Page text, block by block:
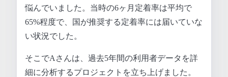
悩んでいました。当時の6ヶ月定着率は平均で
65%程度で、国が推奨する定着率には届いていな
い状況でした。
そこでAさんは、過去5年間の利用者データを詳
細に分析するプロジェクトを立ち上げました。